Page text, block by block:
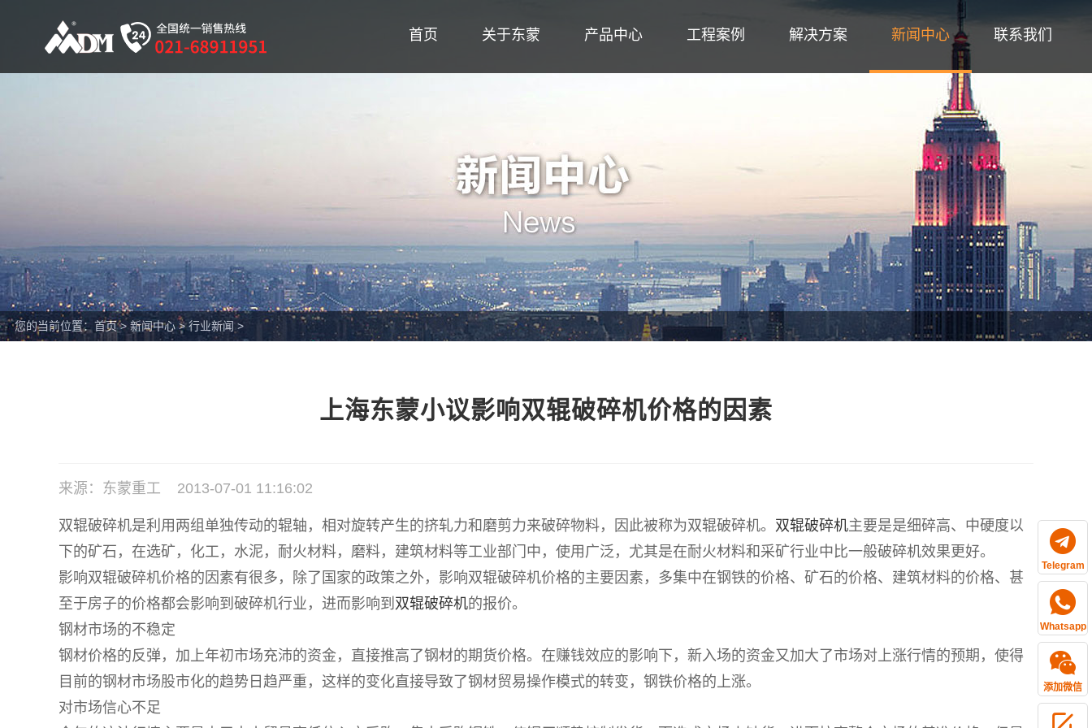
首页 关于东蒙 产品中心 工程案例 解决方案 新闻中心 联系我们
您的当前位置： 首页 > 新闻中心 >行业新闻>
上海东蒙小议影响双辊破碎机价格的因素
来源：东蒙重工 2013-07-01 11:16:02
双辊破碎机是利用两组单独传动的辊轴，相对旋转产生的挤轧力和磨剪力来破碎物料，因此被称为双辊破碎机。 双辊破碎机主要是是细碎高、中硬度以
下的矿石，在选矿，化工，水泥，耐火材料，磨料，建筑材料等工业部门中，使用广泛，尤其是在耐火材料和采矿行业中比一般破碎机效果更好。
影响双辊破碎机价格的因素有很多，除了国家的政策之外，影响双辊破碎机价格的主要因素，多集中在钢铁的价格、矿石的价格、建筑材料的价格、甚
至于房子的价格都会影响到破碎机行业，进而影响到 双辊破碎机的报价。
钢材市场的不稳定
钢材价格的反弹，加上年初市场充沛的资金，直接推高了钢材的期货价格。在赚钱效应的影响下，新入场的资金又加大了市场对上涨行情的预期，使得
目前的钢材市场股市化的趋势日趋严重，这样的变化直接导致了钢材贸易操作模式的转变，钢铁价格的上涨。
对市场信心不足
Telegram
Whatsapp
添加微信